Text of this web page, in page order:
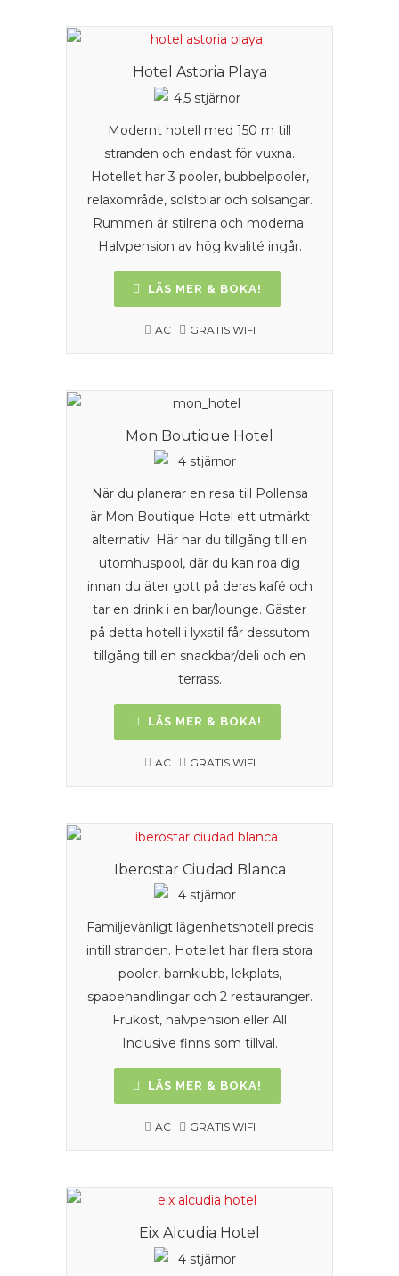
Hotel Astoria Playa
Modernt hotell med 150 m till
stranden och endast för vuxna.
Hotellet har 3 pooler, bubbelpooler,
relaxområde, solstolar och solsängar.
Rummen är stilrena och moderna.
Halvpension av hög kvalité ingår.
LÄS MER & BOKA!
AC GRATIS WIFI
Mon Boutique Hotel
När du planerar en resa till Pollensa
är Mon Boutique Hotel ett utmärkt
alternativ. Här har du tillgång till en
utomhuspool, där du kan roa dig
innan du äter gott på deras kafé och
tar en drink i en bar/lounge. Gäster
på detta hotell i lyxstil får dessutom
tillgång till en snackbar/deli och en
terrass.
LÄS MER & BOKA!
AC GRATIS WIFI
Iberostar Ciudad Blanca
Familjevänligt lägenhetshotell precis
intill stranden. Hotellet har flera stora
pooler, barnklubb, lekplats,
spabehandlingar och 2 restauranger.
Frukost, halvpension eller All
Inclusive finns som tillval.
LÄS MER & BOKA!
AC GRATIS WIFI
Eix Alcudia Hotel